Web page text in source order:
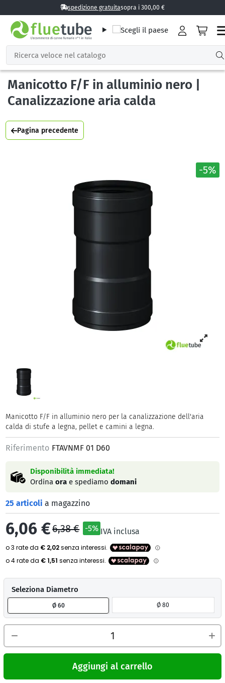
spedizione gratuitasopra i 300,00 €
Manicotto F/F in alluminio nero |
Canalizzazione aria calda
Pagina precedente
-5%
Manicotto F/F in alluminio nero per la canalizzazione dell'aria
calda di stufe a legna, pellet e camini a legna.
Riferimento FTAVNMF 01 D60
Disponibilità immediata!
Ordinaora e spediamodomani
25 articolia magazzino
6,06 €6,38 € -5% IVA inclusa
Seleziona Diametro
Ø 60 Ø 80
Aggiungi al carrello